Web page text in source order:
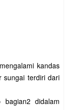
kandas
sungai terdiri dari
didalam